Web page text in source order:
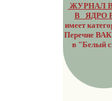
ЖУРНАЛ
В ЯДРО
имеет
Перечне ВАК
в "Белый